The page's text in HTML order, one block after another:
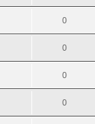
0
0
0
0